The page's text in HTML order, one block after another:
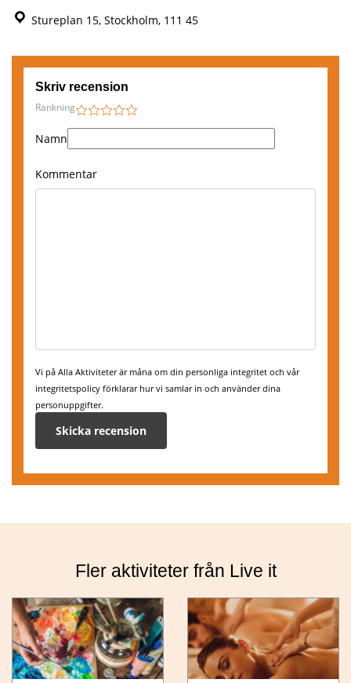
Göteborg
Stureplan 15, Stockholm, 111 45
Skriv recension
Rankning 5
4
3
2
1
Namn
Kommentar
Vi på Alla Aktiviteter är måna om din personliga integritet och vår
integritetspolicy förklarar hur vi samlar in och använder dina
personuppgifter.
Fler aktiviteter från Live it